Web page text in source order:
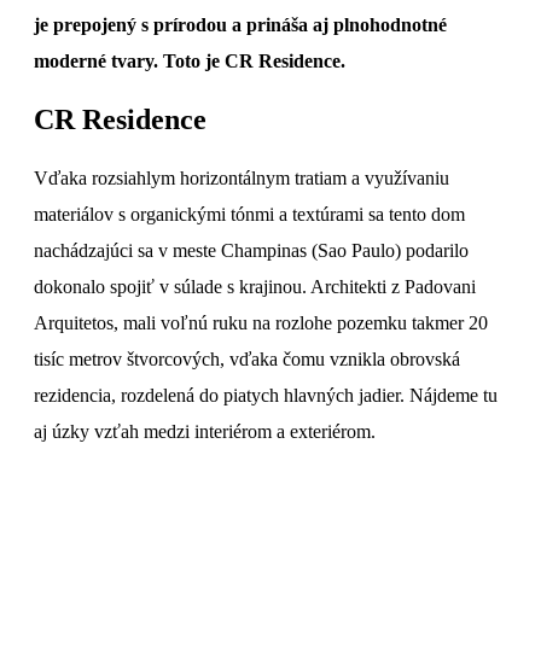
je prepojený s prírodou a prináša aj plnohodnotné
moderné tvary. Toto je CR Residence.
CR Residence
Vďaka rozsiahlym horizontálnym tratiam a využívaniu
materiálov s organickými tónmi a textúrami sa tento dom
nachádzajúci sa v meste Champinas (Sao Paulo) podarilo
dokonalo spojiť v súlade s krajinou. Architekti z Padovani
Arquitetos, mali voľnú ruku na rozlohe pozemku takmer 20
tisíc metrov štvorcových, vďaka čomu vznikla obrovská
rezidencia, rozdelená do piatych hlavných jadier. Nájdeme tu
aj úzky vzťah medzi interiérom a exteriérom.